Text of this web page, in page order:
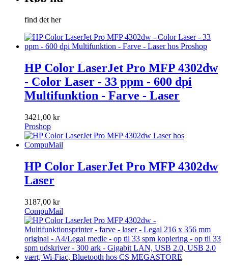
find det her
HP Color LaserJet Pro MFP 4302dw
- Color Laser - 33 ppm - 600 dpi
Multifunktion - Farve - Laser
3421,00 kr
Proshop
HP Color LaserJet Pro MFP 4302dw
Laser
3187,00 kr
CompuMail